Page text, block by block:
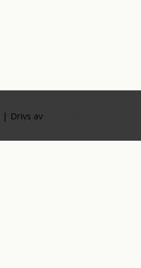
| Drivs av